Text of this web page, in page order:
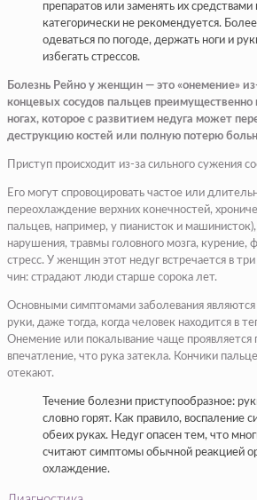
препаратов или заменять их средствами
категорически не рекомендуется. Более
одеваться по погоде, держать ноги и
избегать стрессов.
Болезнь Рейно у женщин — это «онемение»
концевых сосудов пальцев преиму­щественно
ногах, которое с развитием недуга может
деструкцию костей или полную потерю
Приступ происходит из-за сильно­го сужения
Его могут спровоцировать частое или
переохлаждение верхних конечностей,
пальцев, например, у пианисток и
нарушения, травмы головного мозга, курение,
стресс. У женщин этот недуг встречается в
чин: страдают люди стар­ше сорока лет.
Основными симптома­ми заболевания
руки, даже тогда, когда человек находится в
Онемение или покалывание чаще проявляется
впечатление, что рука затекла. Кончики
отека­ют.
Течение болезни при­ступообразное:
словно горят. Как правило, воспаление
обеих ру­ках. Недуг опасен тем, что
считают симптомы обычной реак­цией
охлаждение.